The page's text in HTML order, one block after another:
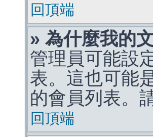
回頂端
» 為什麼我的
管理員可能設
表。這也可能
的會員列表。
回頂端